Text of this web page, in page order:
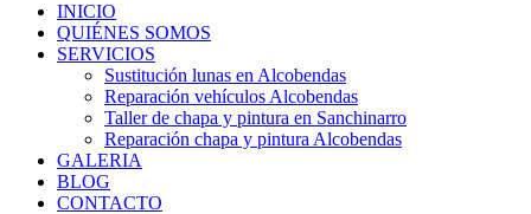
INICIO
QUIÉNES SOMOS
SERVICIOS
Sustitución lunas en Alcobendas
Reparación vehículos Alcobendas
Taller de chapa y pintura en Sanchinarro
Reparación chapa y pintura Alcobendas
GALERIA
BLOG
CONTACTO